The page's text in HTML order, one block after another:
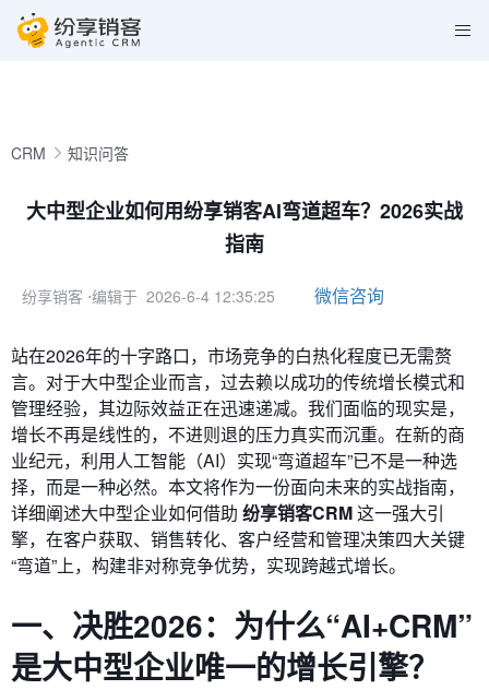
CRM 知识问答
大中型企业如何用纷享销客AI弯道超车？2026实战
指南
纷享销客 ⋅编辑于 2026-6-4 12:35:25 微信咨询
站在2026年的十字路口，市场竞争的白热化程度已无需赘
言。对于大中型企业而言，过去赖以成功的传统增长模式和
管理经验，其边际效益正在迅速递减。我们面临的现实是，
增长不再是线性的，不进则退的压力真实而沉重。在新的商
业纪元，利用人工智能（AI）实现“弯道超车”已不是一种选
择，而是一种必然。本文将作为一份面向未来的实战指南，
详细阐述大中型企业如何借助 纷享销客CRM这一强大引
擎，在客户获取、销售转化、客户经营和管理决策四大关键
“弯道”上，构建非对称竞争优势，实现跨越式增长。
一、决胜2026：为什么“AI+CRM”
是大中型企业唯一的增长引擎？